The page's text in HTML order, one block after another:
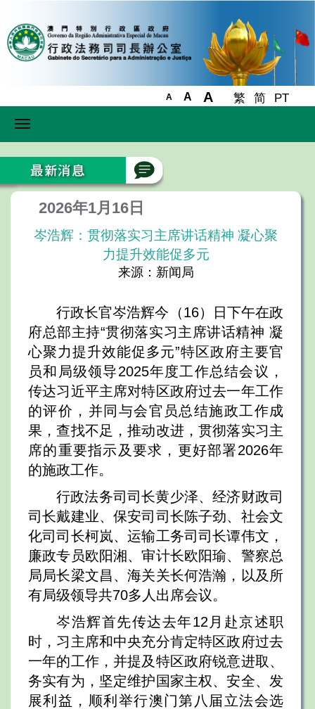
A A A 繁 简 PT
Toggle
2026年1月16日
岑浩辉：贯彻落实习主席讲话精神 凝心聚
力提升效能促多元
来源：新闻局
行政长官岑浩辉今（16）日下午在政
府总部主持“贯彻落实习主席讲话精神 凝
心聚力提升效能促多元”特区政府主要官
员和局级领导2025年度工作总结会议，
传达习近平主席对特区政府过去一年工作
的评价，并同与会官员总结施政工作成
果，查找不足，推动改进，贯彻落实习主
席的重要指示及要求，更好部署2026年
的施政工作。
行政法务司司长黄少泽、经济财政司
司长戴建业、保安司司长陈子劲、社会文
化司司长柯岚、运输工务司司长谭伟文，
廉政专员欧阳湘、审计长欧阳瑜、警察总
局局长梁文昌、海关关长何浩瀚，以及所
有局级领导共70多人出席会议。
岑浩辉首先传达去年12月赴京述职
时，习主席和中央充分肯定特区政府过去
一年的工作，并提及特区政府锐意进取、
务实有为，坚定维护国家主权、安全、发
展利益，顺利举行澳门第八届立法会选